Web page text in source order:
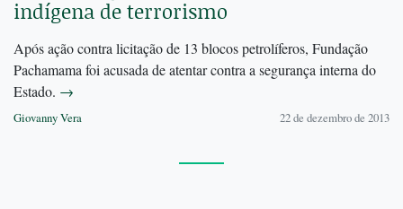
indígena de terrorismo
Após ação contra licitação de 13 blocos petrolíferos, Fundação
Pachamama foi acusada de atentar contra a segurança interna do
Estado. →
Giovanny Vera 22 de dezembro de 2013